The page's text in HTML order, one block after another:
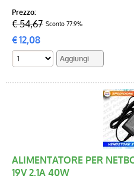
Prezzo:
€ 54,67 Sconto 77.9%
€12,08
ALIMENTATORE PER
19V 2.1A 40W